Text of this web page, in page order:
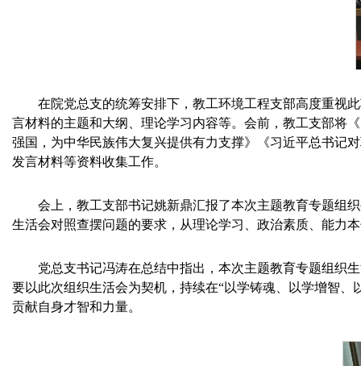
在院党总支的统筹安排下，教工环境工程支部高度重视
言材料的主题和大纲、理论学习内容等。会前，教工支部将
强国，为中华民族伟大复兴提供有力支撑》《习近平总书记
发言材料等资料收集工作。
会上，教工支部书记姚新鼎汇报了本次主题教育专题组
生活会对照查摆问题的要求，从理论学习、政治素质、能力
党总支书记冯涛在总结中指出，本次主题教育专题组织
要以此次组织生活会为契机，持续在“以学铸魂、以学增智
贡献自身才智和力量。